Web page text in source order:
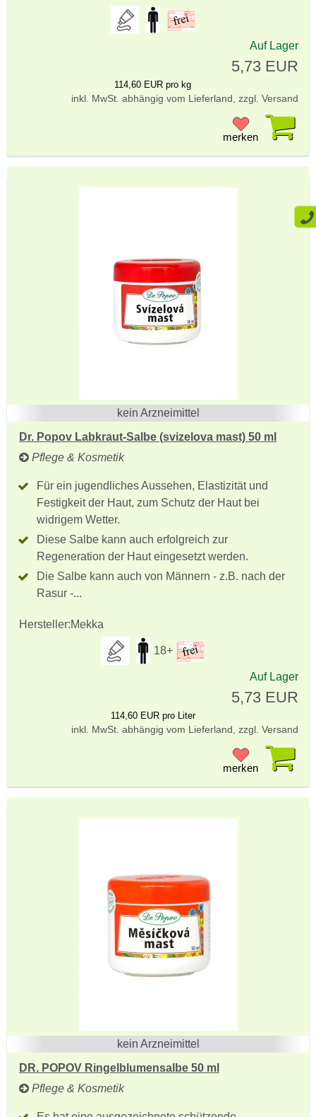
Auf Lager
5,73 EUR
114,60 EUR pro kg
inkl. MwSt. abhängig vom Lieferland, zzgl. Versand
merken
kein Arzneimittel
Dr. Popov Labkraut-Salbe (svizelova mast) 50 ml
Pflege & Kosmetik
Für ein jugendliches Aussehen, Elastizität und
Festigkeit der Haut, zum Schutz der Haut bei
widrigem Wetter.
Diese Salbe kann auch erfolgreich zur
Regeneration der Haut eingesetzt werden.
Die Salbe kann auch von Männern - z.B. nach der
Rasur -...
Hersteller:Mekka
18+
Auf Lager
5,73 EUR
114,60 EUR pro Liter
inkl. MwSt. abhängig vom Lieferland, zzgl. Versand
merken
kein Arzneimittel
DR. POPOV Ringelblumensalbe 50 ml
Pflege & Kosmetik